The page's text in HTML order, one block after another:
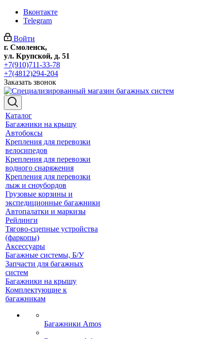
Вконтакте
Telegram
Войти
г. Смоленск,
ул. Крупской, д. 51
+7(910)711-33-78
+7(4812)294-204
Заказать звонок
Каталог
Багажники на крышу
Автобоксы
Крепления для перевозки
велосипедов
Крепления для перевозки
водного снаряжения
Крепления для перевозки
лыж и сноубордов
Грузовые корзины и
экспедиционные багажники
Автопалатки и маркизы
Рейлинги
Тягово-сцепные устройства
(фаркопы)
Аксессуары
Багажные системы, Б/У
Запчасти для багажных
систем
Багажники на крышу
Комплектующие к
багажникам
Багажники Amos